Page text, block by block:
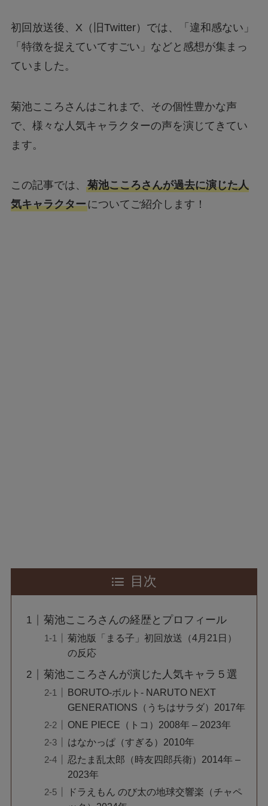
初回放送後、X（旧Twitter）では、「違和感ない」
「特徴を捉えていてすごい」などと感想が集まっ
ていました。
菊池こころさんはこれまで、その個性豊かな声
で、様々な人気キャラクターの声を演じてきてい
ます。
この記事では、 菊池こころさんが過去に演じた人
気キャラクターについてご紹介します！
目次
菊池こころさんの経歴とプロフィール
菊池版「まる子」初回放送（4月21日）
の反応
菊池こころさんが演じた人気キャラ５選
BORUTO-ボルト- NARUTO NEXT
GENERATIONS（うちはサラダ）2017年
ONE PIECE（トコ）2008年 – 2023年
はなかっぱ（すぎる）2010年
忍たま乱太郎（時友四郎兵衛）2014年 –
2023年
ドラえもん のび太の地球交響楽（チャペ